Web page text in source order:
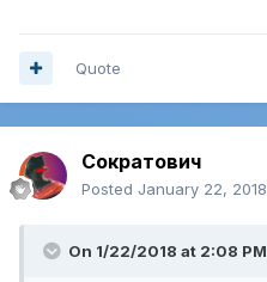
Quote
Сократович
Posted January 22, 2018
On 1/22/2018 at 2:08 PM,